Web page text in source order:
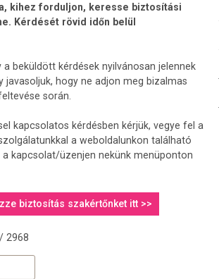
kihez forduljon, keresse biztosítási
Kérdését rövid időn belül
a beküldött kérdések nyilvánosan jelennek
javasoljuk, hogy ne adjon meg bizalmas
során.
kapcsolatos kérdésben kérjük, vegye fel a
a weboldalunkon található
kapcsolat/üzenjen nekünk menüponton
biztosítás szakértőnket itt >>
2968